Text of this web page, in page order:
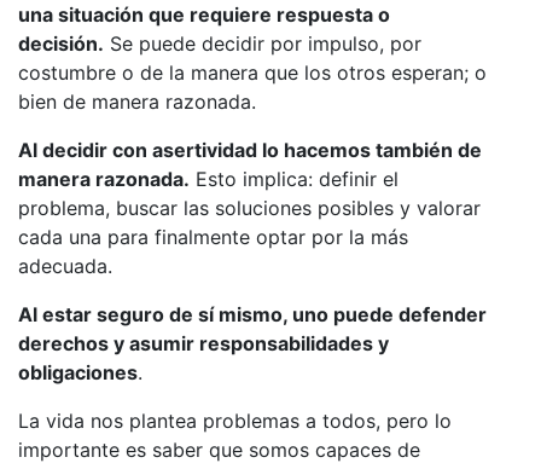
una situación que requiere respuesta o
decisión. Se puede decidir por impulso, por
costumbre o de la manera que los otros esperan; o
bien de manera razonada.
Al decidir con asertividad lo hacemos también de
manera razonada. Esto implica: definir el
problema, buscar las soluciones posibles y valorar
cada una para finalmente optar por la más
adecuada.
Al estar seguro de sí mismo, uno puede defender
derechos y asumir responsabilidades y
obligaciones.
La vida nos plantea problemas a todos, pero lo
importante es saber que somos capaces de